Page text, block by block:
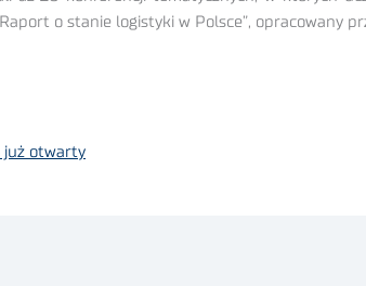
o stanie logistyki w Polsce”, opracowany
już otwarty